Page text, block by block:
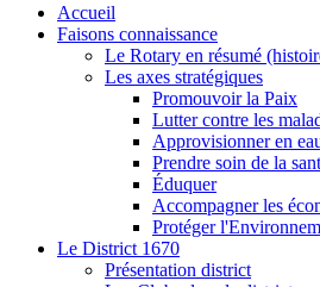
Accueil
Faisons connaissance
Le Rotary en résumé
Les axes stratégiques
Promouvoir la Paix
Lutter contre les
Approvisionner en
Prendre soin de la
Éduquer
Accompagner les
Protéger
Le District 1670
Présentation district